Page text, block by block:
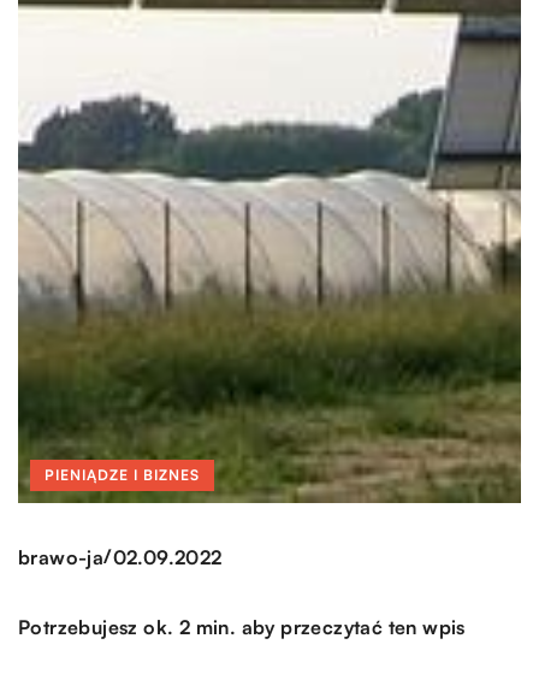
PIENIĄDZE I BIZNES
brawo-ja/02.09.2022
Potrzebujesz ok. 2 min. aby przeczytać ten wpis